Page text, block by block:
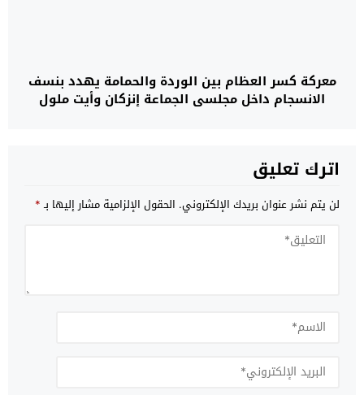
معركة كسر العظام بين الوردة والحمامة يهدد بنسف
الانسجام داخل مجلسي الجماعة إنزكان وأيت ملول
اترك تعليق
لن يتم نشر عنوان بريدك الإلكتروني. الحقول الإلزامية مشار إليها بـ*